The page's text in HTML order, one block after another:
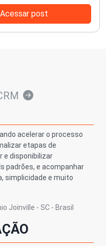
Acessar post
acelerar o processo
etapas de
e disponibilizar
padrões, e acompanhar
simplicidade e muito
Joinville - SC - Brasil